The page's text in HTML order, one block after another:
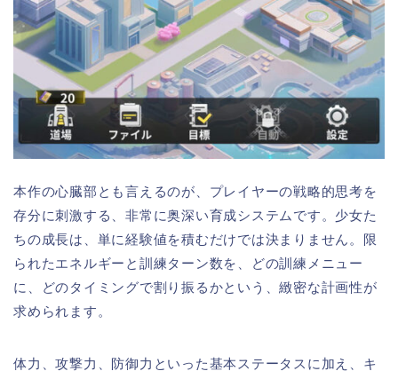
本作の心臓部とも言えるのが、プレイヤーの戦略的思考を
存分に刺激する、非常に奥深い育成システムです。少女た
ちの成長は、単に経験値を積むだけでは決まりません。限
られたエネルギーと訓練ターン数を、どの訓練メニュー
に、どのタイミングで割り振るかという、緻密な計画性が
求められます。
体力、攻撃力、防御力といった基本ステータスに加え、キ